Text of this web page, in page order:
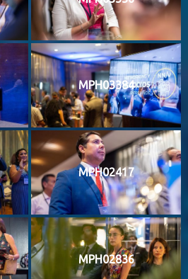
MPH03384
MPH02417
MPH02836